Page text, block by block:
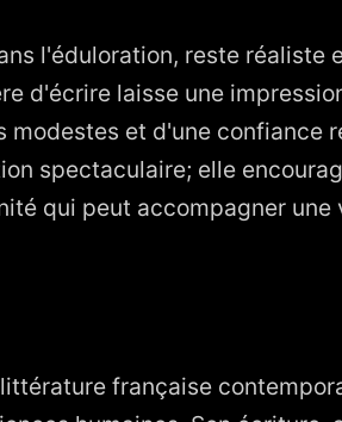
l'éduloration, reste réaliste
d'écrire laisse une
modestes et d'une confiance
spectaculaire; elle
qui peut accompagner une
française